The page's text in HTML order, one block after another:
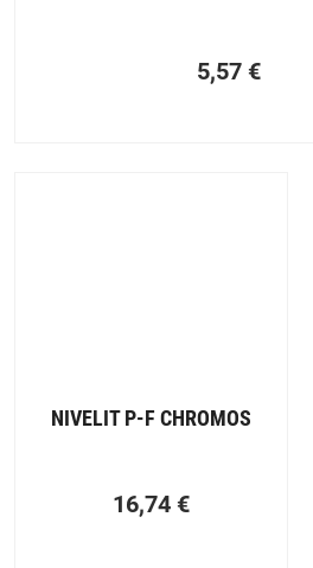
5,57 €
NIVELIT P-F CHROMOS
16,74 €